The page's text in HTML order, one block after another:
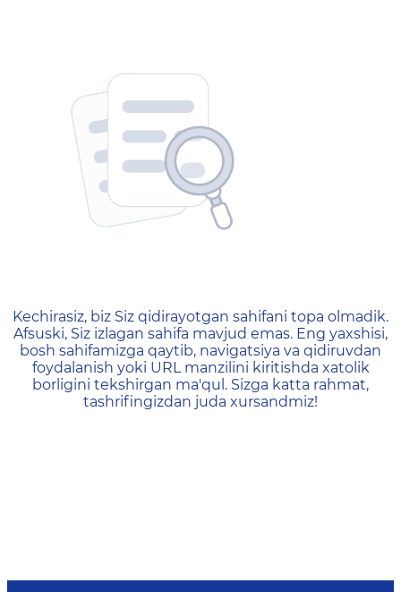
404 — Страница не
Kechirasiz, biz Siz qidirayotgan sahifani topa olmadik.
Afsuski, Siz izlagan sahifa mavjud emas. Eng yaxshisi,
bosh sahifamizga qaytib, navigatsiya va qidiruvdan
foydalanish yoki URL manzilini kiritishda xatolik
borligini tekshirgan ma'qul. Sizga katta rahmat,
tashrifingizdan juda xursandmiz!